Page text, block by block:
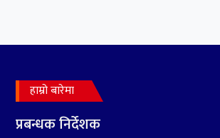
पनि ठूलो स्टार
संघियता खारेज हुनसक्छ,
झलनाथ खनाल
हाम्रो बारेमा
प्रबन्धक निर्देशक